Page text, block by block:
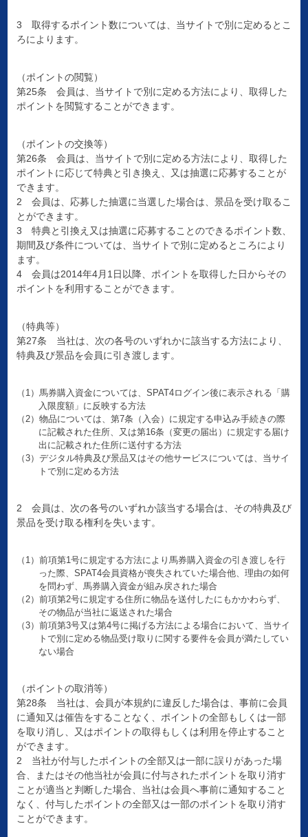
3 取得するポイント数については、当サイトで別に定めるとこ
ろによります。
（ポイントの閲覧）
第25条 会員は、当サイトで別に定める方法により、取得した
ポイントを閲覧することができます。
（ポイントの交換等）
第26条 会員は、当サイトで別に定める方法により、取得した
ポイントに応じて特典と引き換え、又は抽選に応募することが
できます。
2 会員は、応募した抽選に当選した場合は、景品を受け取るこ
とができます。
3 特典と引換え又は抽選に応募することのできるポイント数、
期間及び条件については、当サイトで別に定めるところにより
ます。
4 会員は2014年4月1日以降、ポイントを取得した日からその
ポイントを利用することができます。
（特典等）
第27条 当社は、次の各号のいずれかに該当する方法により、
特典及び景品を会員に引き渡します。
（1）馬券購入資金については、SPAT4ログイン後に表示される「購
入限度額」に反映する方法
（2）物品については、第7条（入会）に規定する申込み手続きの際
に記載された住所、又は第16条（変更の届出）に規定する届け
出に記載された住所に送付する方法
（3）デジタル特典及び景品又はその他サービスについては、当サイ
トで別に定める方法
2 会員は、次の各号のいずれか該当する場合は、その特典及び
景品を受け取る権利を失います。
（1）前項第1号に規定する方法により馬券購入資金の引き渡しを行
った際、SPAT4会員資格が喪失されていた場合他、理由の如何
を問わず、馬券購入資金が組み戻された場合
（2）前項第2号に規定する住所に物品を送付したにもかかわらず、
その物品が当社に返送された場合
（3）前項第3号又は第4号に掲げる方法による場合において、当サイ
トで別に定める物品受け取りに関する要件を会員が満たしてい
ない場合
（ポイントの取消等）
第28条 当社は、会員が本規約に違反した場合は、事前に会員
に通知又は催告をすることなく、ポイントの全部もしくは一部
を取り消し、又はポイントの取得もしくは利用を停止すること
ができます。
2 当社が付与したポイントの全部又は一部に誤りがあった場
合、またはその他当社が会員に付与されたポイントを取り消す
ことが適当と判断した場合、当社は会員へ事前に通知すること
なく、付与したポイントの全部又は一部のポイントを取り消す
ことができます。